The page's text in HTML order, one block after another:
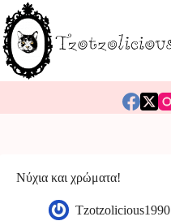
Μετάβαση
στο
περιεχόμενο
Νύχια και χρώματα!
Tzotzolicious1990